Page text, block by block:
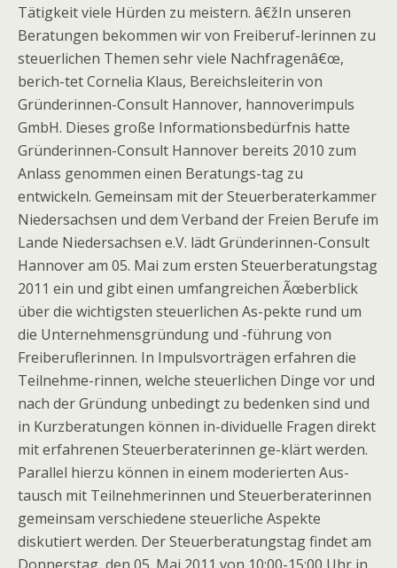
Tätigkeit viele Hürden zu meistern. â€žIn unseren
Beratungen bekommen wir von Freiberuf-lerinnen zu
steuerlichen Themen sehr viele Nachfragenâ€œ,
berich-tet Cornelia Klaus, Bereichsleiterin von
Gründerinnen-Consult Hannover, hannoverimpuls
GmbH. Dieses große Informationsbedürfnis hatte
Gründerinnen-Consult Hannover bereits 2010 zum
Anlass genommen einen Beratungs-tag zu
entwickeln. Gemeinsam mit der Steuerberaterkammer
Niedersachsen und dem Verband der Freien Berufe im
Lande Niedersachsen e.V. lädt Gründerinnen-Consult
Hannover am 05. Mai zum ersten Steuerberatungstag
2011 ein und gibt einen umfangreichen Ãœberblick
über die wichtigsten steuerlichen As-pekte rund um
die Unternehmensgründung und -führung von
Freiberuflerinnen. In Impulsvorträgen erfahren die
Teilnehme-rinnen, welche steuerlichen Dinge vor und
nach der Gründung unbedingt zu bedenken sind und
in Kurzberatungen können in-dividuelle Fragen direkt
mit erfahrenen Steuerberaterinnen ge-klärt werden.
Parallel hierzu können in einem moderierten Aus-
tausch mit Teilnehmerinnen und Steuerberaterinnen
gemeinsam verschiedene steuerliche Aspekte
diskutiert werden. Der Steuerberatungstag findet am